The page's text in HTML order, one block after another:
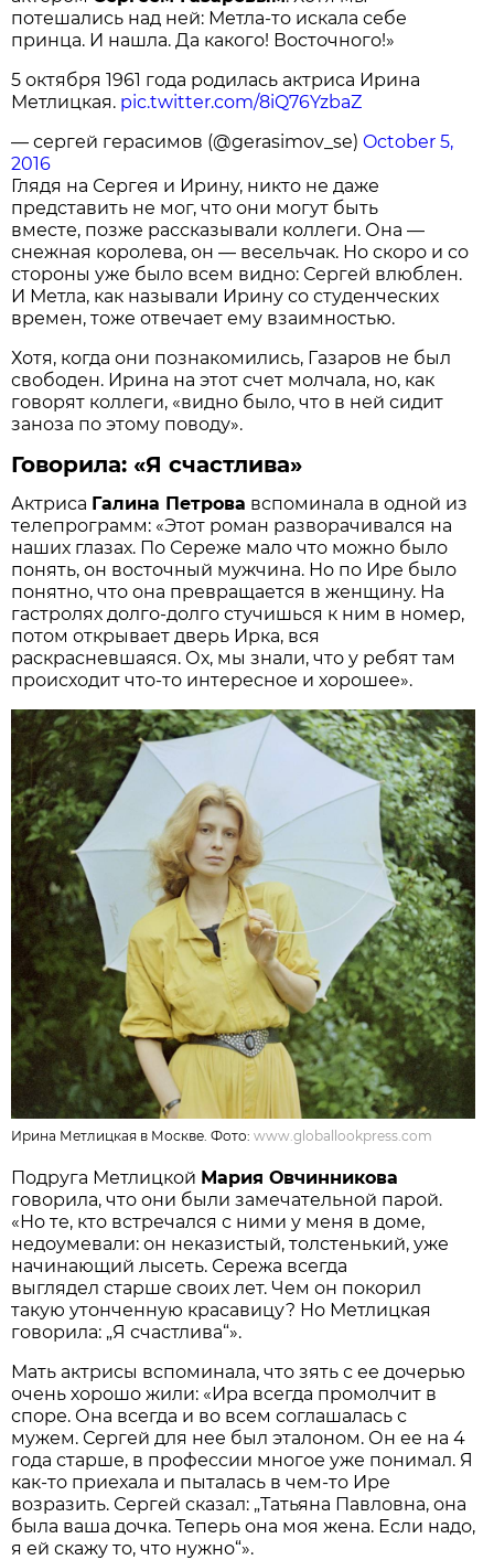
потешались над ней: Метла-то искала себе
принца. И нашла. Да какого! Восточного!»
5 октября 1961 года родилась актриса Ирина
Метлицкая. pic.twitter.com/8iQ76YzbaZ
— сергей герасимов (@gerasimov_se)October 5,
2016
Глядя на Сергея и Ирину, никто не даже
представить не мог, что они могут быть
вместе, позже рассказывали коллеги. Она —
снежная королева, он — весельчак. Но скоро и со
стороны уже было всем видно: Сергей влюблен.
И Метла, как называли Ирину со студенческих
времен, тоже отвечает ему взаимностью.
Хотя, когда они познакомились, Газаров не был
свободен. Ирина на этот счет молчала, но, как
говорят коллеги, «видно было, что в ней сидит
заноза по этому поводу».
Говорила: «Я счастлива»
Актриса Галина Петрова вспоминала в одной из
телепрограмм: «Этот роман разворачивался на
наших глазах. По Сереже мало что можно было
понять, он восточный мужчина. Но по Ире было
понятно, что она превращается в женщину. На
гастролях долго-долго стучишься к ним в номер,
потом открывает дверь Ирка, вся
раскрасневшаяся. Ох, мы знали, что у ребят там
происходит что-то интересное и хорошее».
Ирина Метлицкая в Москве. Фото:www.globallookpress.com
Подруга Метлицкой Мария Овчинникова
говорила, что они были замечательной парой.
«Но те, кто встречался с ними у меня в доме,
недоумевали: он неказистый, толстенький, уже
начинающий лысеть. Сережа всегда
выглядел старше своих лет. Чем он покорил
такую утонченную красавицу? Но Метлицкая
говорила: „Я счастлива“».
Мать актрисы вспоминала, что зять с ее дочерью
очень хорошо жили: «Ира всегда промолчит в
споре. Она всегда и во всем соглашалась с
мужем. Сергей для нее был эталоном. Он ее на 4
года старше, в профессии многое уже понимал. Я
как-то приехала и пыталась в чем-то Ире
возразить. Сергей сказал: „Татьяна Павловна, она
была ваша дочка. Теперь она моя жена. Если надо,
я ей скажу то, что нужно“».